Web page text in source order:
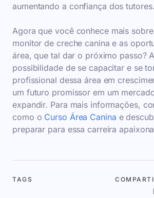
aumentando a confiança dos tutores.
Agora que você conhece mais
monitor de creche canina e as
área, que tal dar o próximo passo?
possibilidade de se capacitar e se
profissional dessa área em
um futuro promissor em um
expandir. Para mais informações,
como o Curso Área Canina e
preparar para essa carreira
TAGS